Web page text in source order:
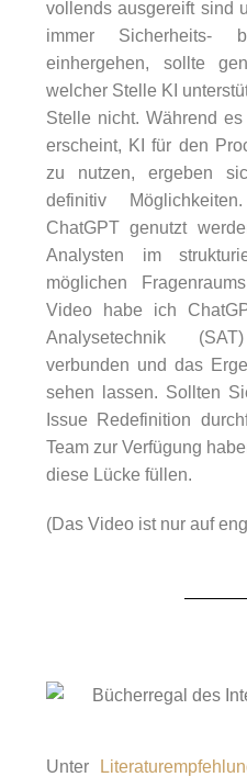
vollends ausgereift sind
immer Sicherheits-
einhergehen, sollte
welcher Stelle KI
Stelle nicht. Während
erscheint, KI für den
zu nutzen, ergeben
definitiv
ChatGPT genutzt
Analysten im
möglichen
Video habe ich
Analysetechnik
verbunden und das
sehen lassen. Sollten
Issue Redefinition
Team zur Verfügung
diese Lücke füllen.
(Das Video ist nur auf
Unter